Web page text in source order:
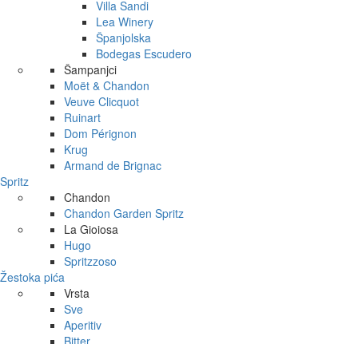
Villa Sandi
Lea Winery
Španjolska
Bodegas Escudero
Šampanjci
Moët & Chandon
Veuve Clicquot
Ruinart
Dom Pérignon
Krug
Armand de Brignac
Spritz
Chandon
Chandon Garden Spritz
La Gioiosa
Hugo
Spritzzoso
Žestoka pića
Vrsta
Sve
Aperitiv